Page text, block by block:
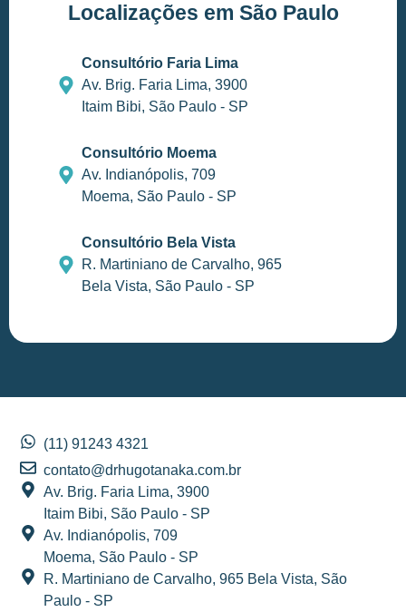
Localizações em São Paulo
Consultório Faria Lima
Av. Brig. Faria Lima, 3900
Itaim Bibi, São Paulo - SP
Consultório Moema
Av. Indianópolis, 709
Moema, São Paulo - SP
Consultório Bela Vista
R. Martiniano de Carvalho, 965
Bela Vista, São Paulo - SP
R. Martiniano de Carvalho, 965 Bela Vista, São
Paulo - SP
Av. Indianópolis, 709
Moema, São Paulo - SP
Av. Brig. Faria Lima, 3900
Itaim Bibi, São Paulo - SP
(11) 91243 4321
contato@drhugotanaka.com.br